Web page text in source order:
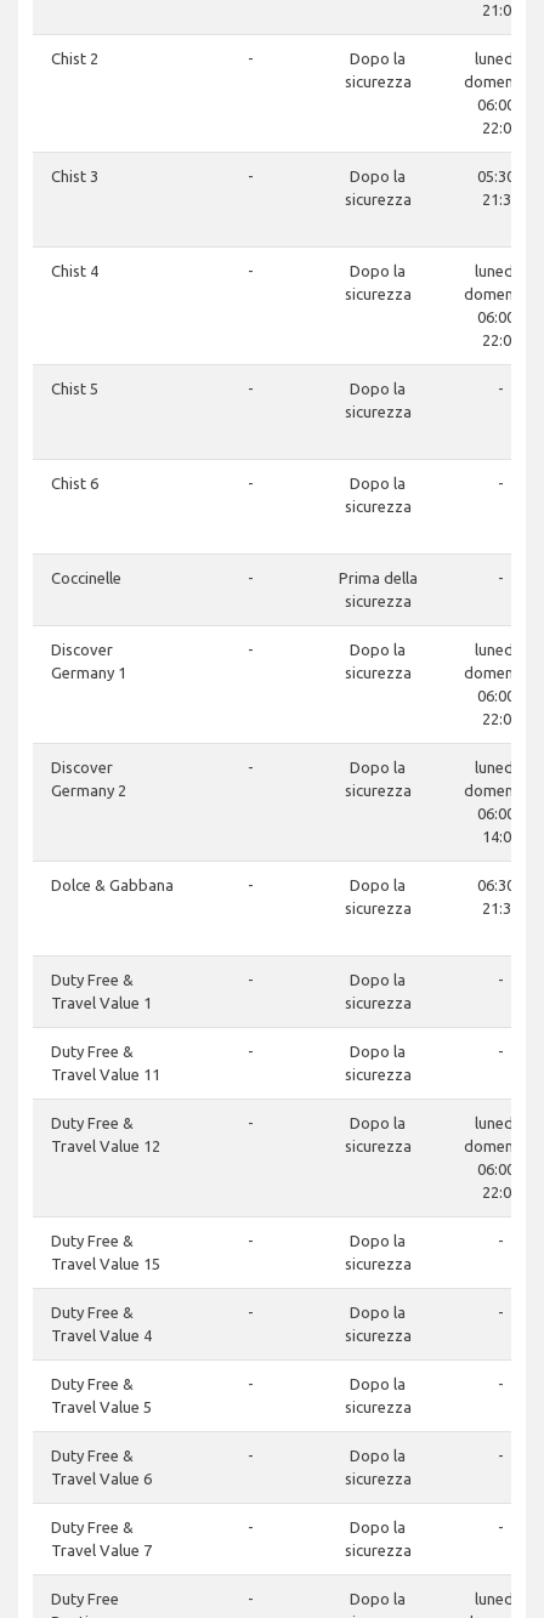
21:00
Chist 2 -
Dopo la
sicurezza
lunedì -
domenica:
06:00 -
22:00
Chist 3 -
Dopo la
sicurezza
05:30 -
21:30
Chist 4 -
Dopo la
sicurezza
lunedì -
domenica:
06:00 -
22:00
Chist 5 -
Dopo la
sicurezza
-
Chist 6 -
Dopo la
sicurezza
-
Coccinelle -
Prima della
sicurezza
-
Discover
Germany 1
-
Dopo la
sicurezza
lunedì -
domenica:
06:00 -
22:00
Discover
Germany 2
-
Dopo la
sicurezza
lunedì -
domenica:
06:00 -
14:00
Dolce & Gabbana -
Dopo la
sicurezza
06:30 -
21:30
Duty Free &
Travel Value 1
-
Dopo la
sicurezza
-
Duty Free &
Travel Value 11
-
Dopo la
sicurezza
-
Duty Free &
Travel Value 12
-
Dopo la
sicurezza
lunedì -
domenica:
06:00 -
22:00
Duty Free &
Travel Value 15
-
Dopo la
sicurezza
-
Duty Free &
Travel Value 4
-
Dopo la
sicurezza
-
Duty Free &
Travel Value 5
-
Dopo la
sicurezza
-
Duty Free &
Travel Value 6
-
Dopo la
sicurezza
-
Duty Free &
Travel Value 7
-
Dopo la
sicurezza
-
Duty Free
-
Dopo la
lunedì -